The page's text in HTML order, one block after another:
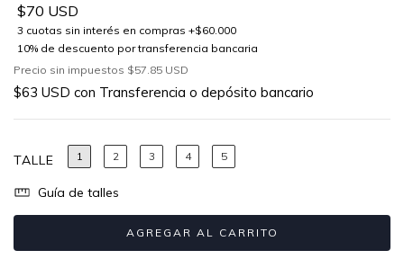
$70 USD
Precio sin impuestos $57.85 USD
$63 USD con Transferencia o depósito bancario
TALLE 1 2 3 4 5
Guía de talles